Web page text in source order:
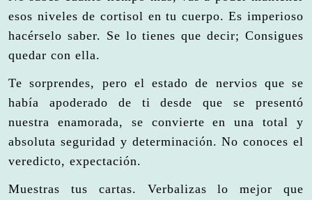
esos niveles de cortisol en tu cuerpo. Es imperioso
hacérselo saber. Se lo tienes que decir; Consigues
quedar con ella.
Te sorprendes, pero el estado de nervios que se
había apoderado de ti desde que se presentó
nuestra enamorada, se convierte en una total y
absoluta seguridad y determinación. No conoces el
veredicto, expectación.
Muestras tus cartas. Verbalizas lo mejor que